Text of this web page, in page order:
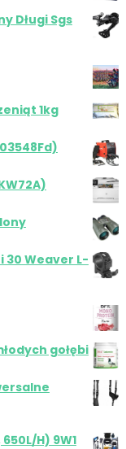
Długi Sgs
1kg
30 Weaver L-
gołębi
H) 9W1